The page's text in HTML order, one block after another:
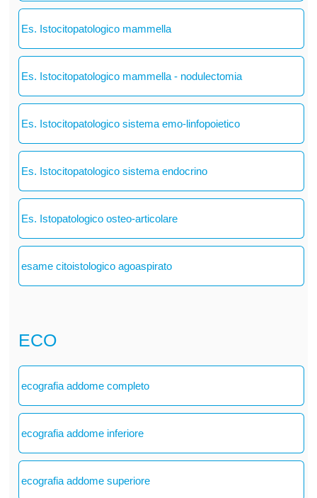
Es. Istocitopatologico mammella
Es. Istocitopatologico mammella - nodulectomia
Es. Istocitopatologico sistema emo-linfopoietico
Es. Istocitopatologico sistema endocrino
Es. Istopatologico osteo-articolare
esame citoistologico agoaspirato
ECO
ecografia addome completo
ecografia addome inferiore
ecografia addome superiore